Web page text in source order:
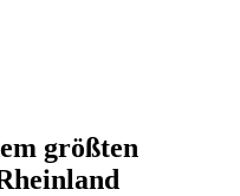
größten